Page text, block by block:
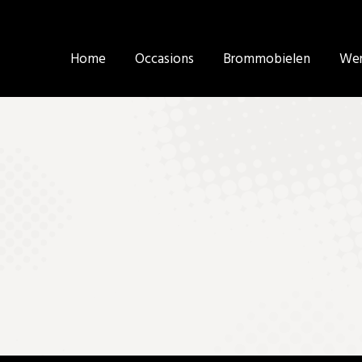
Home Occasions Brommobielen
Home Occasions Brommobielen